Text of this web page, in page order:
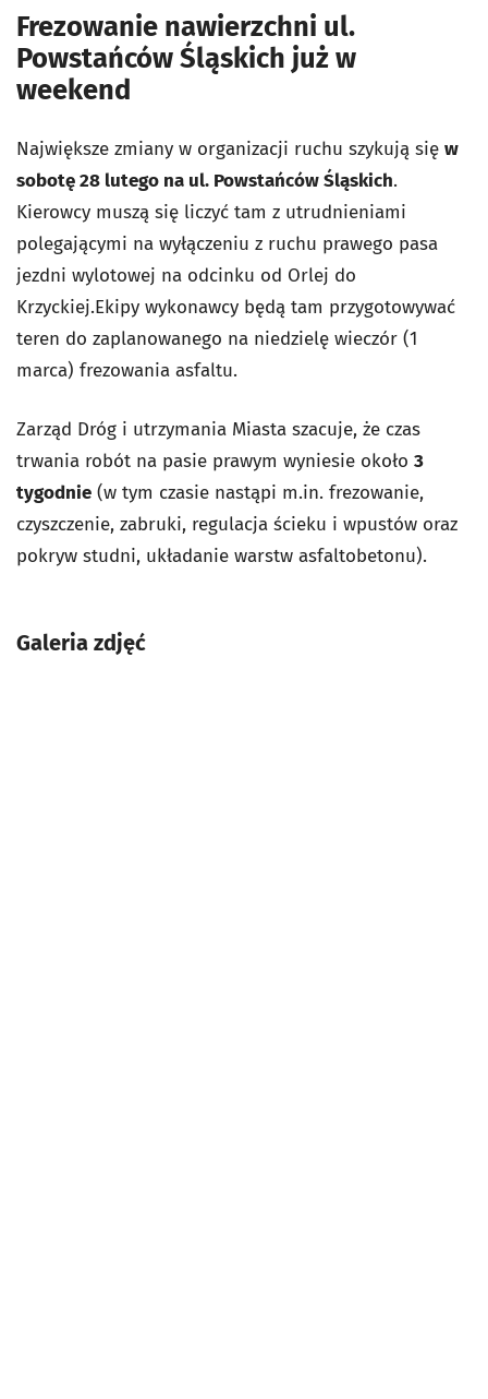
Frezowanie nawierzchni ul.
Powstańców Śląskich już w
weekend
Największe zmiany w organizacji ruchu szykują się w
sobotę 28 lutego na ul. Powstańców Śląskich.
Kierowcy muszą się liczyć tam z utrudnieniami
polegającymi na wyłączeniu z ruchu prawego pasa
jezdni wylotowej na odcinku od Orlej do
Krzyckiej.Ekipy wykonawcy będą tam przygotowywać
teren do zaplanowanego na niedzielę wieczór (1
marca) frezowania asfaltu.
Zarząd Dróg i utrzymania Miasta szacuje, że czas
trwania robót na pasie prawym wyniesie około 3
tygodnie (w tym czasie nastąpi m.in. frezowanie,
czyszczenie, zabruki, regulacja ścieku i wpustów oraz
pokryw studni, układanie warstw asfaltobetonu).
Galeria zdjęć